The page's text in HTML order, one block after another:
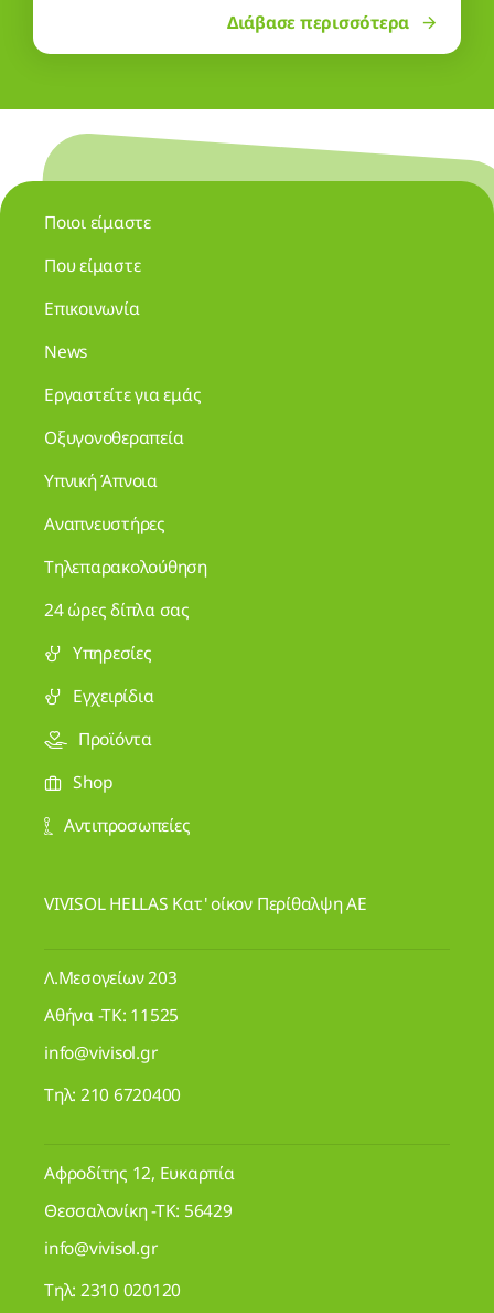
Διάβασε περισσότερα
Ποιοι είμαστε
Που είμαστε
Επικοινωνία
News
Εργαστείτε για εμάς
Οξυγονοθεραπεία
Υπνική Άπνοια
Αναπνευστήρες
Τηλεπαρακολούθηση
24 ώρες δίπλα σας
Υπηρεσίες
Εγχειρίδια
Προϊόντα
Shop
Αντιπροσωπείες
VIVISOL HELLAS Κατ' οίκον Περίθαλψη ΑΕ
Λ.Μεσογείων 203
Αθήνα -ΤΚ: 11525
info@vivisol.gr
Τηλ: 210 6720400
Αφροδίτης 12, Ευκαρπία
Θεσσαλονίκη -ΤΚ: 56429
info@vivisol.gr
Τηλ: 2310 020120